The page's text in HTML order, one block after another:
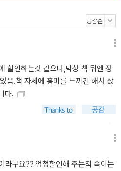
일 대위와 이야기를 나누던 노장 헤
가운데, 민간 공무원 혼 피셔는 어
중하게 사건을 조사해나가는데…. <
틴 프리먼 가짜 문학 중개인 롬니 프
지를 쓰던 독일인에게 무언가 있음을
지를 독일인 몰래 챙긴 프링글은 그
로 시카고의 여성 상속인과 결혼할
알아내는데….
할인하는것 같으나,막상 책 뒤엔 정
음.책 자체에 흥미를 느끼긴 해서 샀
다.
라구요?? 엄청할인해 주는척 속이는